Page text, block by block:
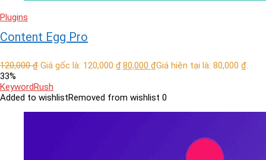
Plugins
Content Egg Pro
120,000₫ Giá gốc là: 120,000 ₫.80,000 ₫Giá hiện tại là: 80,000 ₫.
33%
KeywordRush
Added to wishlistRemoved from wishlist 0